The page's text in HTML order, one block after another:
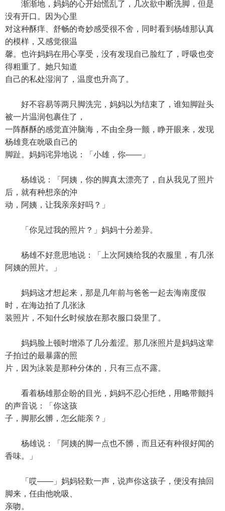
渐渐地，妈妈的心开始慌乱了，几次欲中断洗脚，但是
没有开口。因为心里
对这种酥痒、舒畅的奇妙感受很不舍，同时看到杨雄那认真
的模样，又感觉很温
馨。也许妈妈在用心享受，没有发现自己脸红了，呼吸也变
得粗重了。她只知道
自己的私处湿润了，温度也升高了。
好不容易等两只脚洗完，妈妈以为结束了，谁知脚趾头
被一片温润包裹住了，
一阵酥酥的感觉直沖脑海，不由全身一颤，睁开眼来，发现
杨雄竟在吮吸自己的
脚趾。妈妈诧异地说：「小雄，你——」
杨雄说：「阿姨，你的脚真太漂亮了，自从我见了照片
后，就有种想亲的沖
动，阿姨，让我亲亲好吗？」
「你见过我的照片？」妈妈十分差异。
杨雄不好意思地说：「上次阿姨给我的衣服里，有几张
阿姨的照片。」
妈妈这才想起来，那是几年前与爸爸一起去海南度假
时，在海边拍了几张泳
装照片，不知什幺时候放在那衣服口袋里了。
妈妈脸上顿时增添了几分羞涩。那几张照片是妈妈这辈
子拍过的最暴露的照
片，因为泳装是那种分体的，只有三点不露。
看着杨雄那企盼的目光，妈妈不忍心拒绝，用略带颤抖
的声音说：「你这孩
子，脚那幺髒，怎幺能亲？」
杨雄说：「阿姨的脚一点也不髒，而且还有种很好闻的
香味。」
「哎——」妈妈轻歎一声，说声你这孩子，便没有抽回
脚来，任由他吮吸、
亲吻。